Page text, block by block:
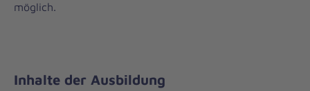
möglich.
Inhalte der Ausbildung